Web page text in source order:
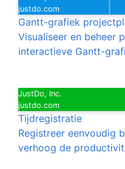
justdo.com
Gantt-grafiek
Visualiseer en beheer
interactieve Gantt-
JustDo, Inc.
justdo.com
Tijdregistratie
Registreer eenvoudig
verhoog de